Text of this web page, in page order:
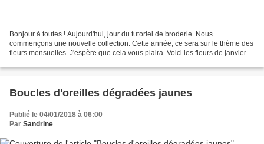
Bonjour à toutes ! Aujourd'hui, jour du tutoriel de broderie. Nous
commençons une nouvelle collection. Cette année, ce sera sur le thème des
fleurs mensuelles. J'espère que cela vous plaira. Voici les fleurs de janvier :
Boucles d'oreilles dégradées jaunes
Publié le 04/01/2018 à 06:00
Par Sandrine